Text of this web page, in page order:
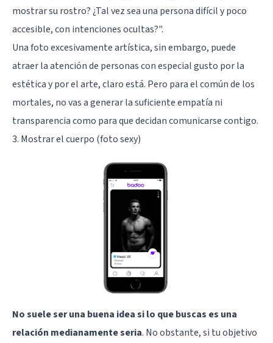
mostrar su rostro? ¿Tal vez sea una persona difícil y poco
accesible, con intenciones ocultas?".
Una foto excesivamente artística, sin embargo, puede
atraer la atención de personas con especial gusto por la
estética y por el arte, claro está. Pero para el común de los
mortales, no vas a generar la suficiente empatía ni
transparencia como para que decidan comunicarse contigo.
3. Mostrar el cuerpo (foto sexy)
No suele ser una buena idea si lo que buscas es una
relación medianamente seria. No obstante, si tu objetivo